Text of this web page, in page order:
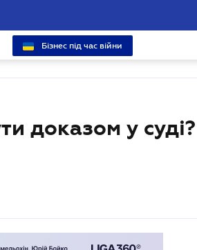
Бізнес під час війни
доказом у суді?